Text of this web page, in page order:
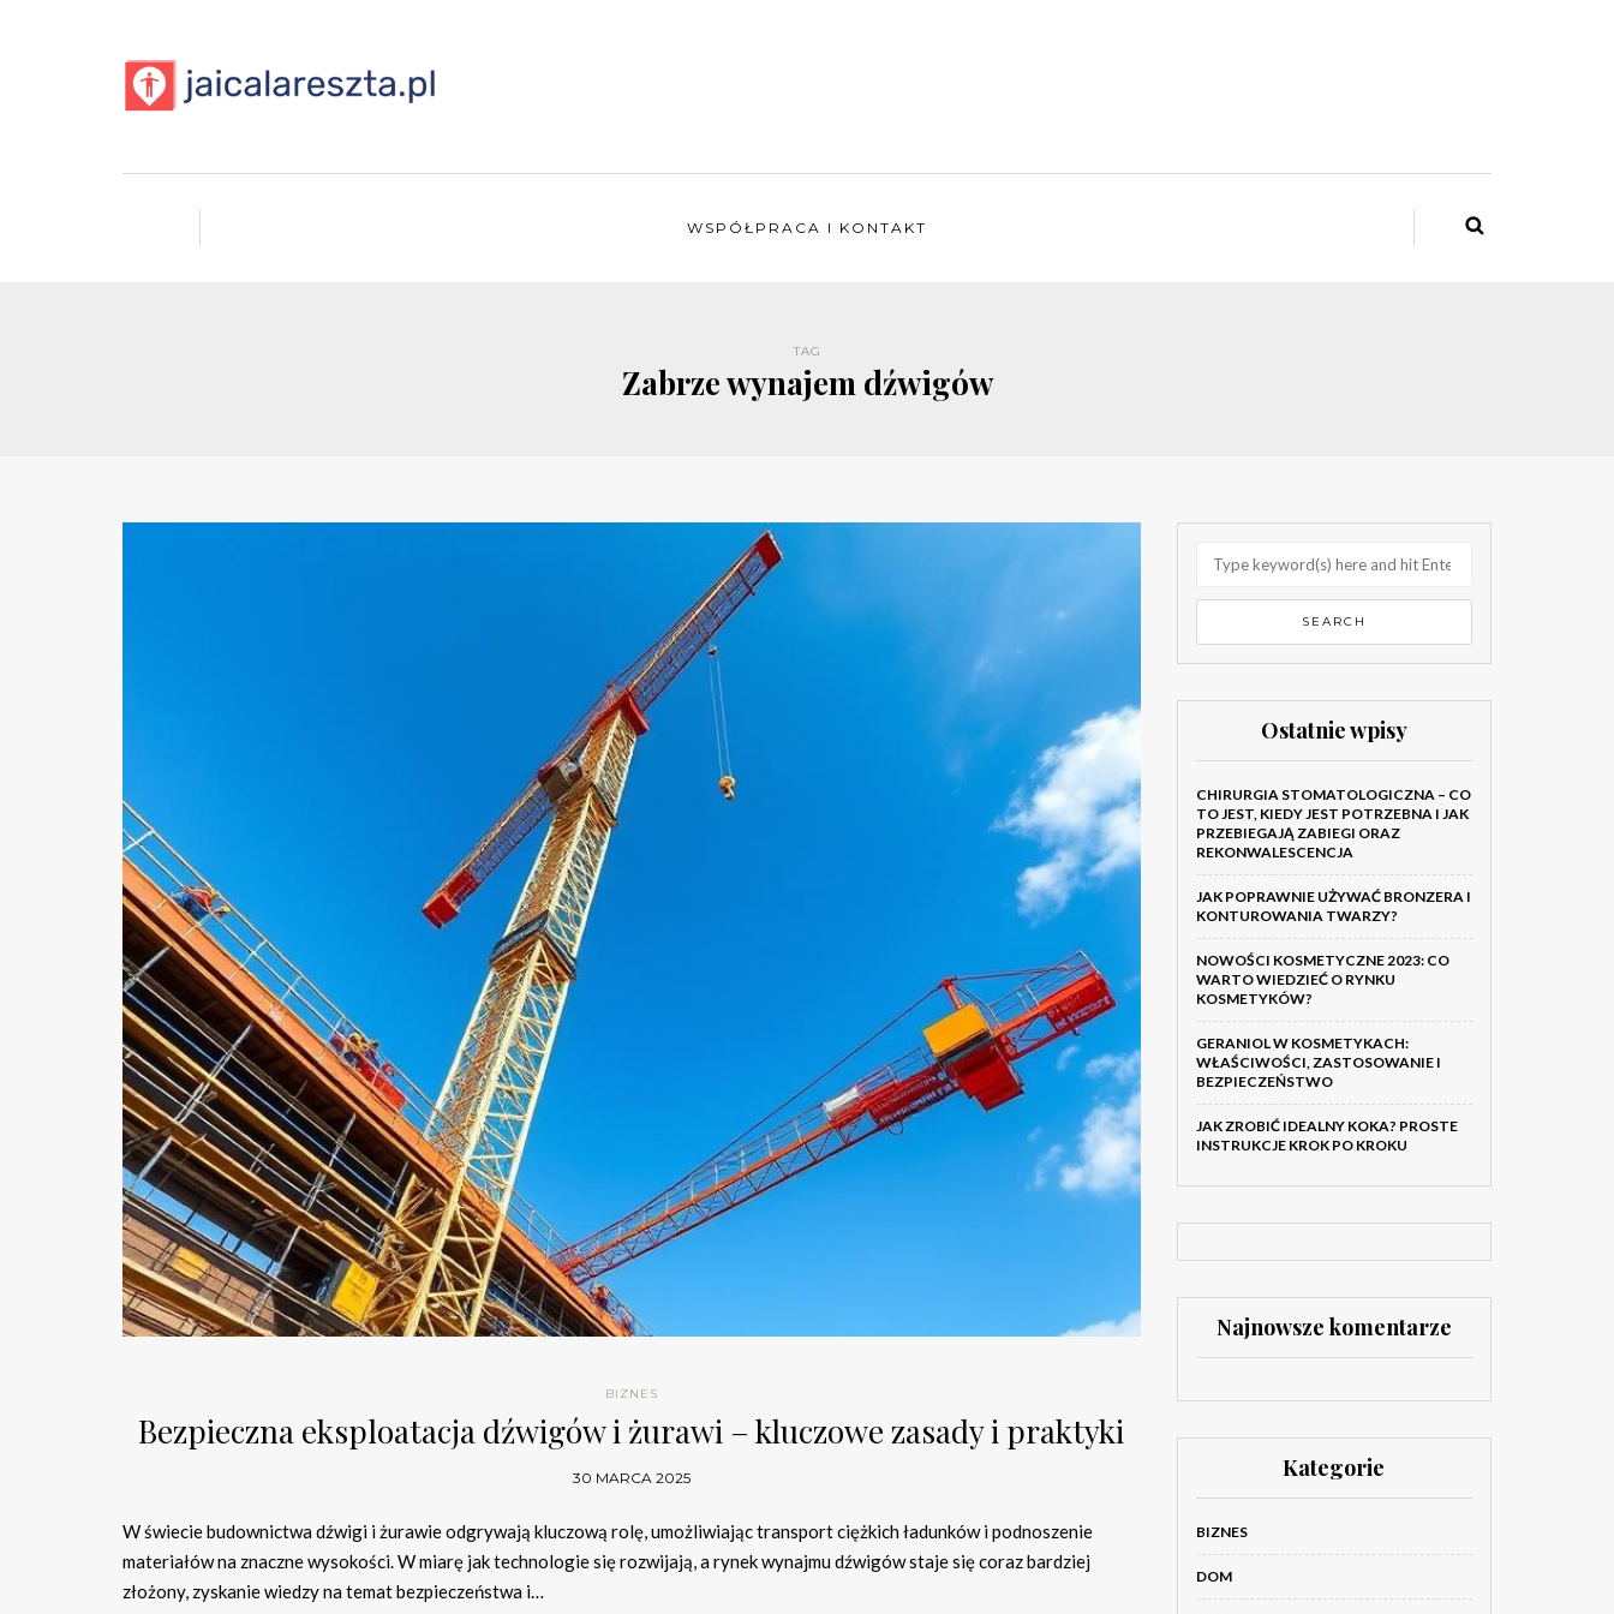
WSPÓŁPRACA I KONTAKT
TAG
Zabrze wynajem dźwigów
BIZNES
Bezpieczna eksploatacja dźwigów i żurawi – kluczowe zasady i praktyki
30 MARCA 2025
W świecie budownictwa dźwigi i żurawie odgrywają kluczową rolę, umożliwiając transport ciężkich ładunków i podnoszenie
materiałów na znaczne wysokości. W miarę jak technologie się rozwijają, a rynek wynajmu dźwigów staje się coraz bardziej
złożony, zyskanie wiedzy na temat bezpieczeństwa i…
Ostatnie wpisy
CHIRURGIA STOMATOLOGICZNA – CO
TO JEST, KIEDY JEST POTRZEBNA I JAK
PRZEBIEGAJĄ ZABIEGI ORAZ
REKONWALESCENCJA
JAK POPRAWNIE UŻYWAĆ BRONZERA I
KONTUROWANIA TWARZY?
NOWOŚCI KOSMETYCZNE 2023: CO
WARTO WIEDZIEĆ O RYNKU
KOSMETYKÓW?
GERANIOL W KOSMETYKACH:
WŁAŚCIWOŚCI, ZASTOSOWANIE I
BEZPIECZEŃSTWO
JAK ZROBIĆ IDEALNY KOKA? PROSTE
INSTRUKCJE KROK PO KROKU
Najnowsze komentarze
Kategorie
BIZNES
DOM